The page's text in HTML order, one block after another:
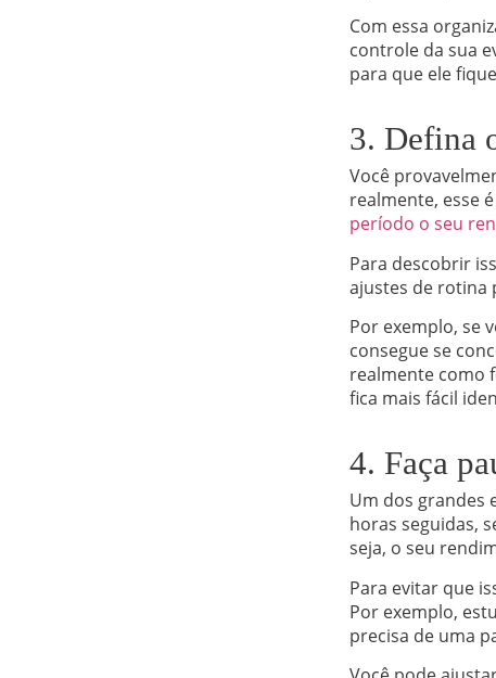
Com essa
controle da sua
para que ele
3. Defina
Você
realmente, esse
período o seu
Para descobrir
ajustes de rotina
Por exemplo, se
consegue se
realmente como
fica mais fácil
4. Faça
Um dos grandes
horas seguidas,
seja, o seu
Para evitar que
Por exemplo,
precisa de uma